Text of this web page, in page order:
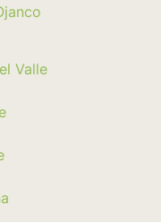
Valle